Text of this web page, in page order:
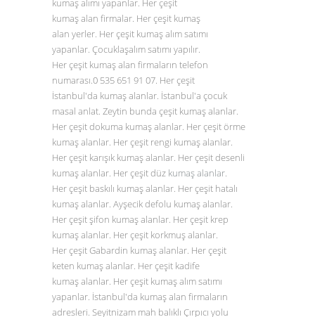
kumaş alımı yapanlar. Her çeşit
kumaş alan firmalar. Her çeşit kumaş
alan yerler. Her çeşit kumaş alım satımı
yapanlar. Çocuklaşalım satımı yapılır.
Her çeşit kumaş alan firmaların telefon
numarası.0 535 651 91 07. Her çeşit
İstanbul'da kumaş alanlar. İstanbul'a çocuk
masal anlat. Zeytin bunda çeşit kumaş alanlar.
Her çeşit dokuma kumaş alanlar. Her çeşit örme
kumaş alanlar. Her çeşit rengi kumaş alanlar.
Her çeşit karışık kumaş alanlar. Her çeşit desenli
kumaş alanlar. Her çeşit düz kumaş alanlar.
Her çeşit baskılı kumaş alanlar. Her çeşit hatalı
kumaş alanlar. Ayşecik defolu kumaş alanlar.
Her çeşit şifon kumaş alanlar. Her çeşit krep
kumaş alanlar. Her çeşit korkmuş alanlar.
Her çeşit Gabardin kumaş alanlar. Her çeşit
keten kumaş alanlar. Her çeşit kadife
kumaş alanlar. Her çeşit kumaş alım satımı
yapanlar. İstanbul'da kumaş alan firmaların
adresleri. Seyitnizam mah balıklı Çırpıcı yolu